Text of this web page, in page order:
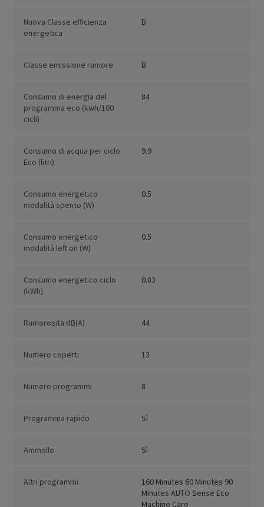
Nuova Classe efficienza
energetica
D
Classe emissione rumore B
Consumo di energia del
programma eco (kwh/100
cicli)
84
Consumo di acqua per ciclo
Eco (litri)
9.9
Consumo energetico
modalità spento (W)
0.5
Consumo energetico
modalità left on (W)
0.5
Consumo energetico ciclo
(kWh)
0.83
Rumorosità dB(A) 44
Numero coperti 13
Numero programmi 8
Programma rapido Sì
Ammollo Sì
Altri programmi
160 Minutes 60 Minutes 90
Minutes AUTO Sense Eco
Machine Care